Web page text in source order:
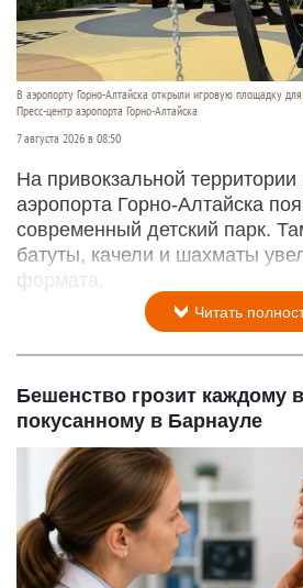
В аэропорту Горно-Алтайска открыли игровую площадку
Пресс-центр аэропорта Горно-Алтайска
7 августа 2026 в 08:50
На привокзальной
аэропорта Горно-Алтайска
современный детский парк.
батуты, качели и шахматы
формата.
Читать
Бешенство грозит каждому
покусанному в Барнауле